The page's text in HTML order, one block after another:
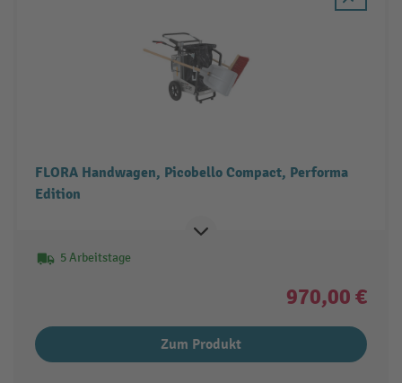
FLORA Handwagen, Picobello Compact, Performa
Edition
5 Arbeitstage
970,00 €
Zum Produkt